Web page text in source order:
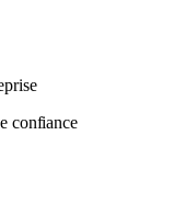
confiance